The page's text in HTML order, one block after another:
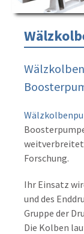
weitverbreitet
Forschung.
Ihr Einsatz
und des
Gruppe der
Die Kolben